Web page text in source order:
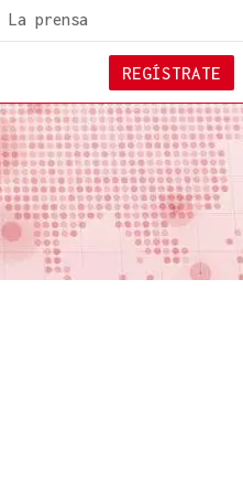
La prensa
REGÍSTRATE